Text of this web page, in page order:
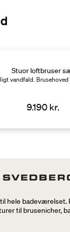
Stuor loftbruser
vandfald.
9.190 kr.
hele
til brusenicher,